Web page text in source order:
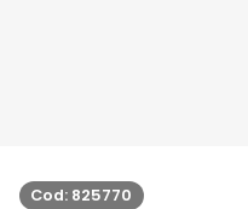
Cod: 825770